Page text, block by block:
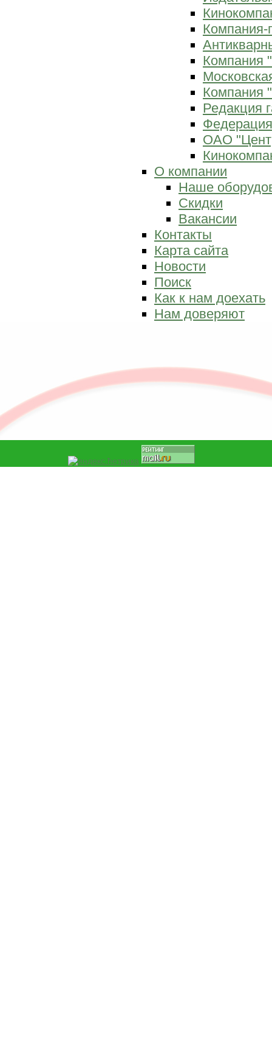
Компания-
Компания
Компания
Редакция
ОАО
О компании
Наше
Скидки
Вакансии
Контакты
Карта сайта
Новости
Поиск
Как к нам доехать
Нам доверяют